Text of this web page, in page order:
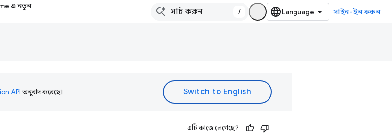
এ নতুন
/ সাইন-ইন করুন
APIঅনুবাদ করেছে।
এটি কাজে লেগেছে?